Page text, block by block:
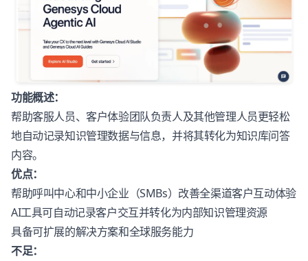
功能概述：
帮助客服人员、客户体验团队负责人及其他管理人员更轻松
地自动记录知识管理数据与信息，并将其转化为知识库问答
内容。
优点：
帮助呼叫中心和中小企业（SMBs）改善全渠道客户互动体验
AI工具可自动记录客户交互并转化为内部知识管理资源
具备可扩展的解决方案和全球服务能力
不足：